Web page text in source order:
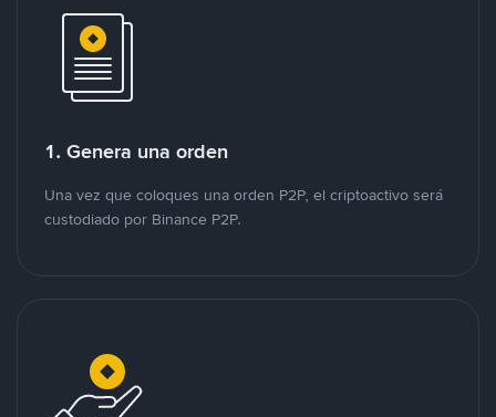
1. Genera una orden
Una vez que coloques una orden P2P, el criptoactivo será
custodiado por Binance P2P.